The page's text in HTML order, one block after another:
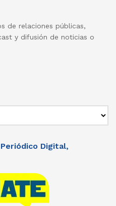
de relaciones públicas,
y difusión de noticias o
Digital,